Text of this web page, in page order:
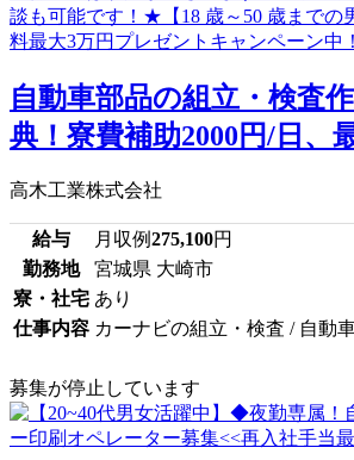
自動車部品の組立・検査
典！寮費補助2000円/日、
高木工業株式会社
給与 月収例275,100円
勤務地
宮城県 大崎市
寮・社宅 あり
仕事内容 カーナビの組立・検査 / 自動
募集が停止しています